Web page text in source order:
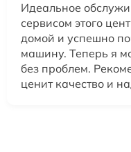
Идеальное
сервисом этого
домой и успешно
машину. Теперь я
без проблем.
ценит качество и